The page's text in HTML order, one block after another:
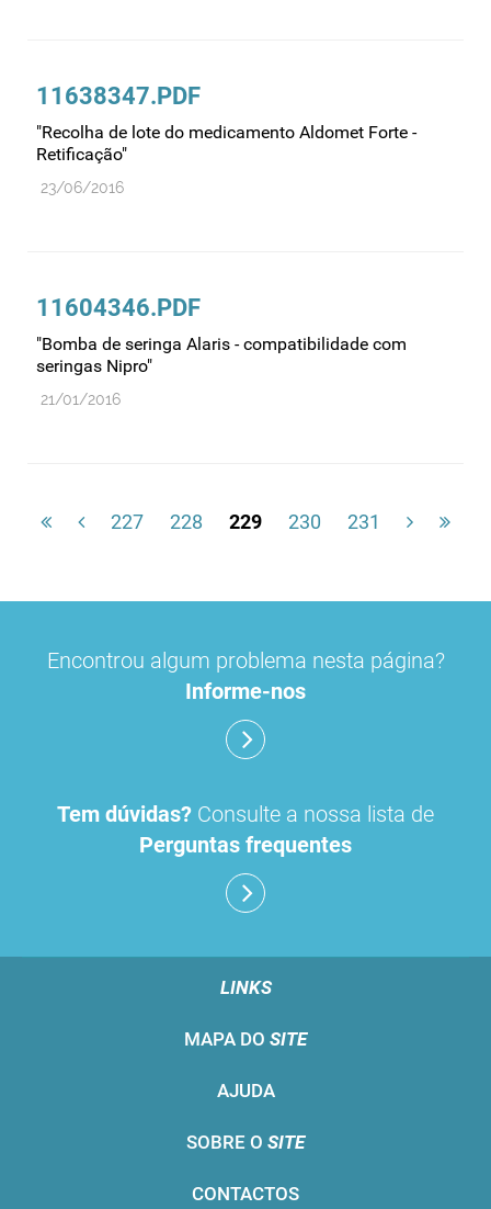
11638347.PDF
"Recolha de lote do medicamento Aldomet Forte -
Retificação"
23/06/2016
11604346.PDF
"Bomba de seringa Alaris - compatibilidade com
seringas Nipro"
21/01/2016
227 228 229 230 231
Encontrou algum problema nesta página?
Informe-nos
Tem dúvidas? Consulte a nossa lista de
Perguntas frequentes
LINKS
MAPA DO SITE
AJUDA
SOBRE O SITE
CONTACTOS